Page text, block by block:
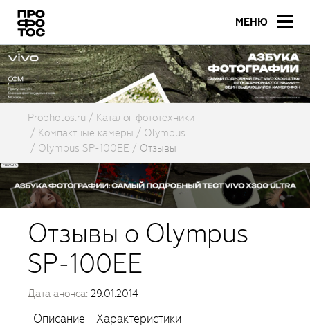
МЕНЮ
Prophotos.ru
Каталог фототехники
Компактные камеры
Olympus
Olympus SP-100EE
Отзывы
Отзывы о Olympus
SP-100EE
Дата анонса: 29.01.2014
Описание
Характеристики